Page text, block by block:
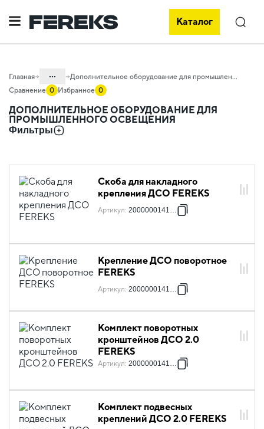
Каталог Поиск
Главная ...
Каталог
Проектное освещение FEREKS
Дополнительное оборудование для промышленного освещения
Сравнение 0 Избранное 0
ДОПОЛНИТЕЛЬНОЕ ОБОРУДОВАНИЕ ДЛЯ
ПРОМЫШЛЕННОГО ОСВЕЩЕНИЯ
Фильтры
Скоба для накладного
крепления ДСО FEREKS
Артикул: 2000000141190
Крепление ДСО поворотное
FEREKS
Артикул: 2000000141206
Комплект поворотных
кронштейнов ДСО 2.0
FEREKS
Артикул: 2000000141299
Комплект подвесных
креплений ДСО 2.0 FEREKS